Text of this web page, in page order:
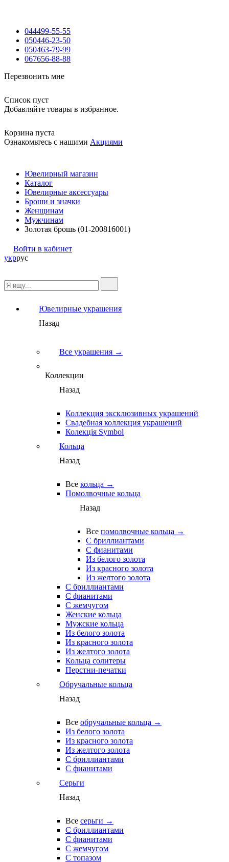
044499-55-55
050446-23-50
050463-79-99
067656-88-88
Перезвонить мне
Список пуст
Добавляйте товары в избранное.
Корзина пуста
Ознакомьтесь с нашими Акциями
Ювелирный магазин
Каталог
Ювелирные аксессуары
Броши и значки
Женщинам
Мужчинам
Золотая брошь (01-200816001)
Войти в кабинет
укррус
Ювелирные украшения
Назад
Все украшения →
Коллекции
Назад
Коллекция эксклюзивных украшений
Свадебная коллекция украшений
Колекція Symbol
Кольца
Назад
Все кольца →
Помолвочные кольца
Назад
Все помолвочные кольца →
С бриллиантами
С фианитами
Из белого золота
Из красного золота
Из желтого золота
С бриллиантами
С фианитами
С жемчугом
Женские кольца
Мужские кольца
Из белого золота
Из красного золота
Из желтого золота
Кольца солитеры
Перстни-печатки
Обручальные кольца
Назад
Все обручальные кольца →
Из белого золота
Из красного золота
Из желтого золота
С бриллиантами
С фианитами
Серьги
Назад
Все серьги →
С бриллиантами
С фианитами
С жемчугом
С топазом